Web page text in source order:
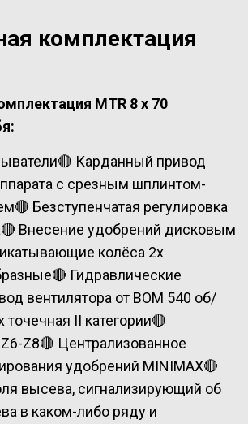
комплектация
MTR 8 x 70
🔴 Карданный привод
с срезным шплинтом-
🔴 Безступенчатая регулировка
🔴 Внесение удобрений дисковым
колёса 2х
🔴 Гидравлические
вентилятора от ВОМ 540 об/
точечная II категории🔴
Z8🔴 Централизованное
удобрений MINIMAX🔴
высева, сигнализирующий об
в каком-либо ряду и